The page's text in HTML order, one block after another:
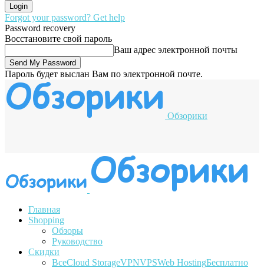
Forgot your password? Get help
Password recovery
Восстановите свой пароль
Ваш адрес электронной почты
Пароль будет выслан Вам по электронной почте.
Обзорики
Главная
Shopping
Обзоры
Руководство
Скидки
ВсеCloud StorageVPNVPSWeb HostingБесплатно